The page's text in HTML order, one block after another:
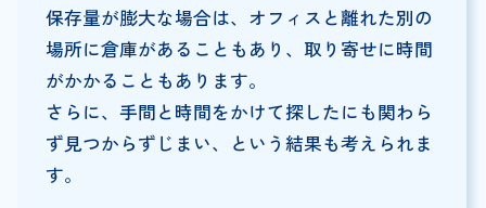
保存量が膨大な場合は、オフィスと離れた別の
場所に倉庫があることもあり、取り寄せに時間
がかかることもあります。
さらに、手間と時間をかけて探したにも関わら
ず見つからずじまい、という結果も考えられま
す。